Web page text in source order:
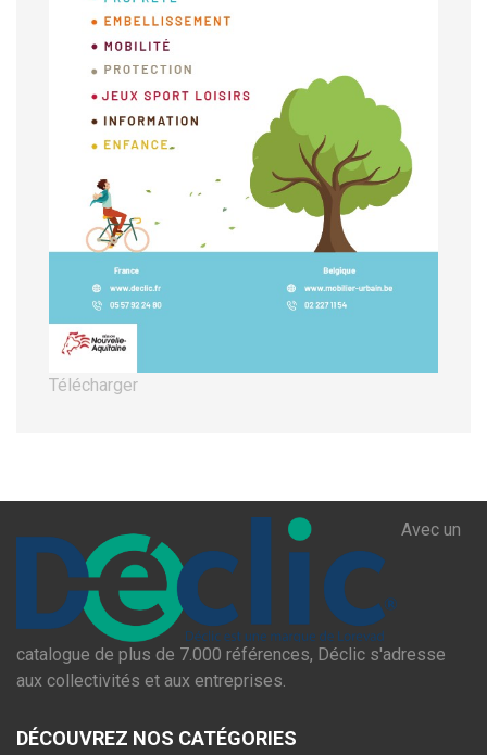
Télécharger
Avec un
catalogue de plus de 7.000 références, Déclic s'adresse
aux collectivités et aux entreprises.
DÉCOUVREZ NOS CATÉGORIES